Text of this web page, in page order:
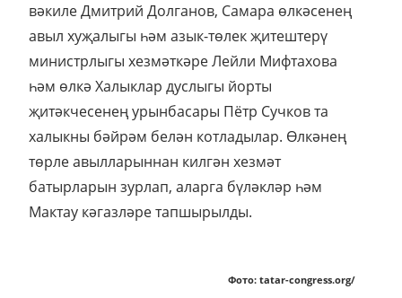
вәкиле Дмитрий Долганов, Самара өлкәсенең
авыл хуҗалыгы һәм азык-төлек җитештерү
министрлыгы хезмәткәре Лейли Мифтахова
һәм өлкә Халыклар дуслыгы йорты
җитәкчесенең урынбасары Пётр Сучков та
халыкны бәйрәм белән котладылар. Өлкәнең
төрле авылларыннан килгән хезмәт
батырларын зурлап, аларга бүләкләр һәм
Мактау кәгазләре тапшырылды.
Фото: tatar-congress.org/